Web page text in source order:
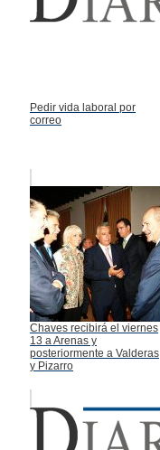
Pedir vida laboral por
correo
Chaves recibirá el viernes
13 a Arenas y
posteriormente a Valderas
y Pizarro